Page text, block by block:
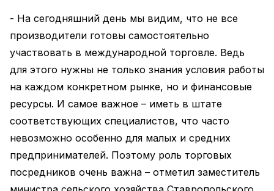
- На сегодняшний день мы видим, что не все
производители готовы самостоятельно
участвовать в международной торговле. Ведь
для этого нужны не только знания условия работы
на каждом конкретном рынке, но и финансовые
ресурсы. И самое важное – иметь в штате
соответствующих специалистов, что часто
невозможно особенно для малых и средних
предпринимателей. Поэтому роль торговых
посредников очень важна – отметил заместитель